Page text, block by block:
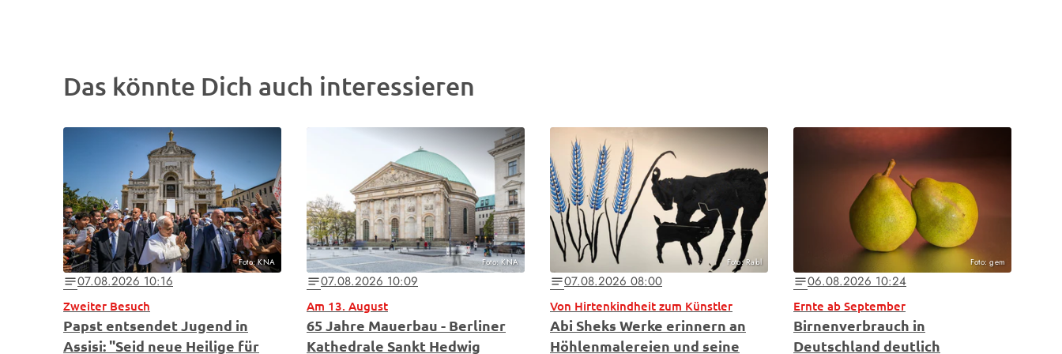
Das könnte Dich auch interessieren
Foto: KNA
notes07.08.2026 10:16
Zweiter Besuch
Papst entsendet Jugend in
Assisi: "Seid neue Heilige für
Foto: KNA
notes07.08.2026 10:09
Am 13. August
65 Jahre Mauerbau - Berliner
Kathedrale Sankt Hedwig
Foto: Rabl
notes07.08.2026 08:00
Von Hirtenkindheit zum Künstler
Abi Sheks Werke erinnern an
Höhlenmalereien und seine
Foto: gem
notes06.08.2026 10:24
Ernte ab September
Birnenverbrauch in
Deutschland deutlich